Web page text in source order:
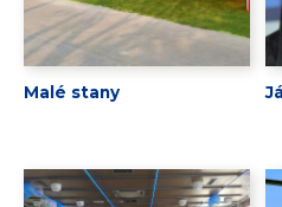
Malé stany